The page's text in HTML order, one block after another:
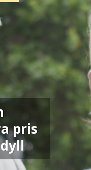
pris